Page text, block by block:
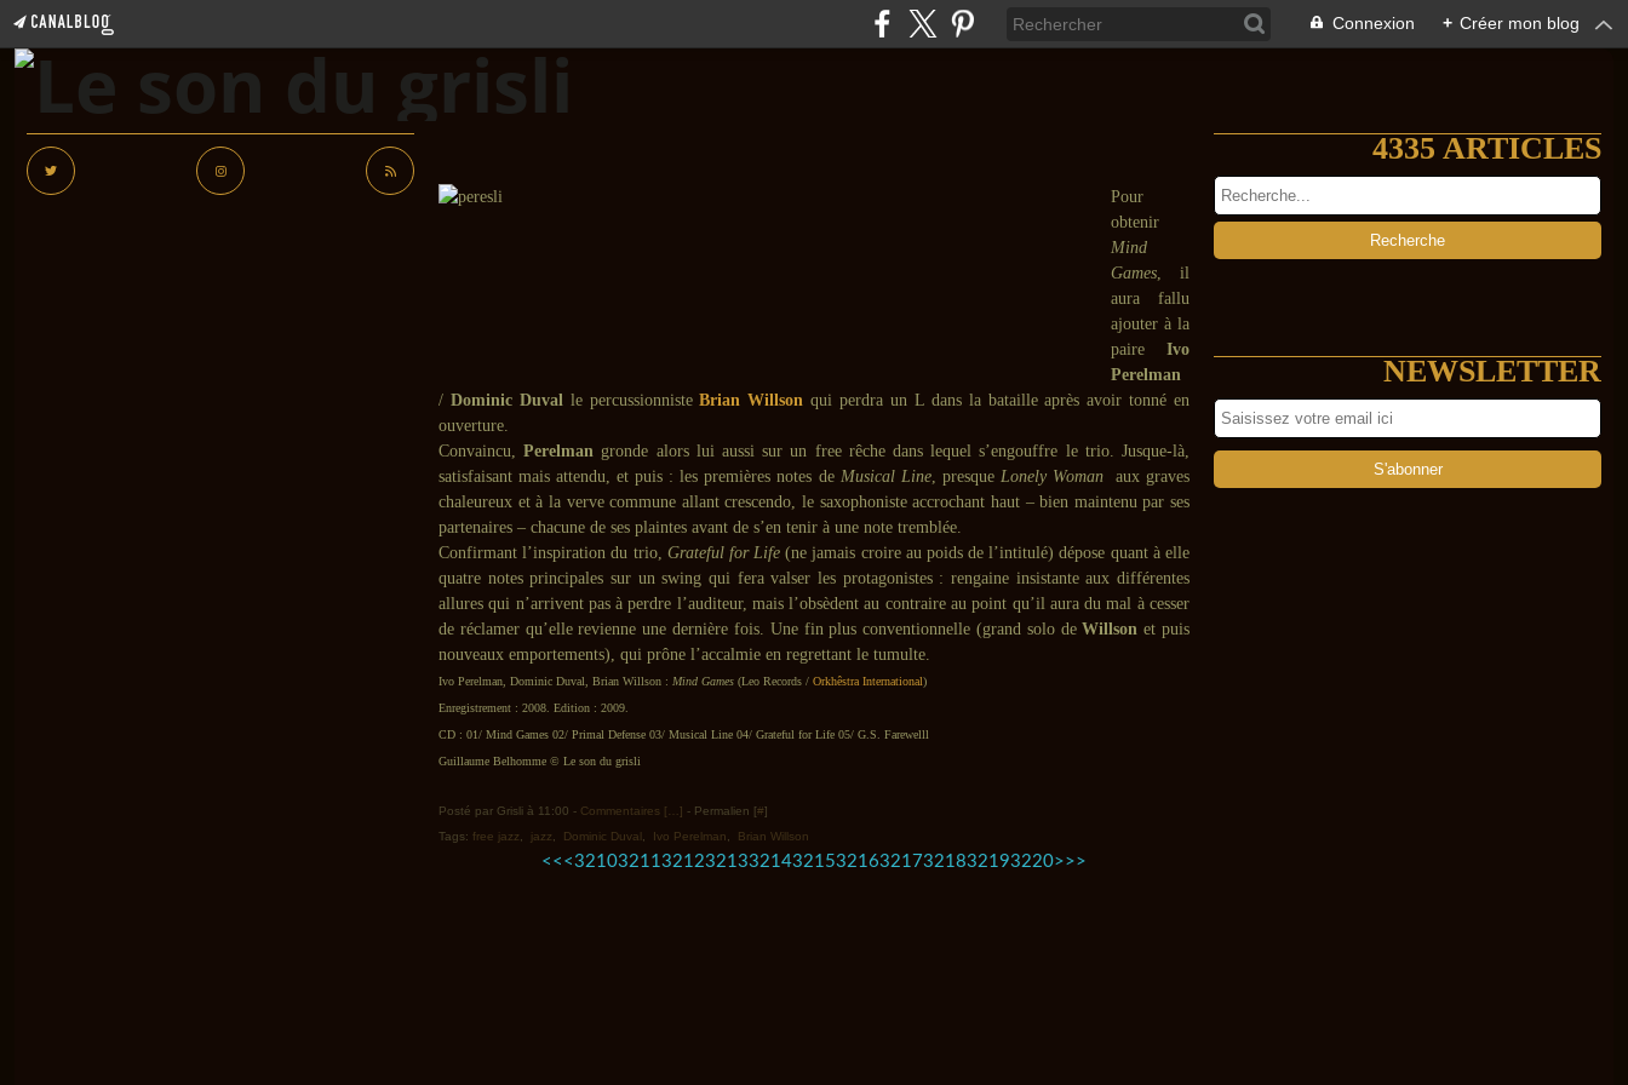
Connexion + Créer mon blog
Pour
obtenir
Mind
Games, il
aura fallu
ajouter à la
paire Ivo
Perelman
/ Dominic Duvalle percussionnisteBrian Willson qui perdra un L dans la bataille après avoir tonné en
ouverture.
Convaincu,Perelman gronde alors lui aussi sur un free rêche dans lequel s’engouffre le trio. Jusque-là,
satisfaisant mais attendu, et puis : les premières notes de Musical Line, presque Lonely Womanaux graves
chaleureux et à la verve commune allant crescendo, le saxophoniste accrochant haut – bien maintenu par ses
partenaires – chacune de ses plaintes avant de s’en tenir à une note tremblée.
Confirmant l’inspiration du trio, Grateful for Life (ne jamais croire au poids de l’intitulé) dépose quant à elle
quatre notes principales sur un swing qui fera valser les protagonistes : rengaine insistante aux différentes
allures qui n’arrivent pas à perdre l’auditeur, mais l’obsèdent au contraire au point qu’il aura du mal à cesser
de réclamer qu’elle revienne une dernière fois. Une fin plus conventionnelle (grand solo deWillson et puis
nouveaux emportements), qui prône l’accalmie en regrettant le tumulte.
Ivo Perelman, Dominic Duval, Brian Willson : Mind Games (Leo Records / Orkhêstra International)
Enregistrement : 2008. Edition : 2009.
CD : 01/ Mind Games 02/ Primal Defense 03/ Musical Line 04/ Grateful for Life 05/ G.S. Farewelll
Guillaume Belhomme © Le son du grisli
Posté par Grisli à 11:00 - Commentaires [ ] - Permalien [#]
Tags: free jazz jazz Dominic Duval Ivo Perelman Brian Willson
<< < 3200
32103211321232133214321532163217321832193220
3230
3240
3250
3260
3270
3280
3290
3300
3400
3500
3600
3700
3800
3900
4000
4100
4200
4300 >>>
4335 ARTICLES
NEWSLETTER